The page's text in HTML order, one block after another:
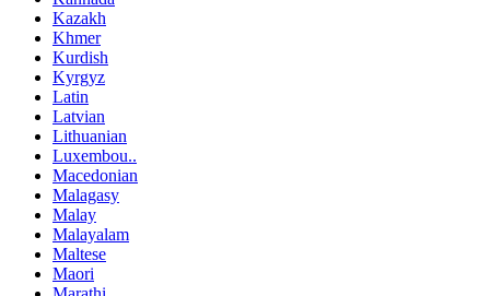
Kazakh
Khmer
Kurdish
Kyrgyz
Latin
Latvian
Lithuanian
Luxembou..
Macedonian
Malagasy
Malay
Malayalam
Maltese
Maori